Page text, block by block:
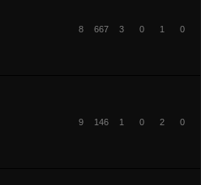
8 667 3 0 1 0
9 146 1 0 2 0